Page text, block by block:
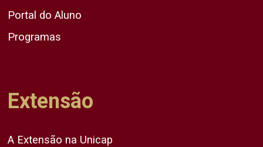
Portal do Aluno
Programas
Extensão
A Extensão na Unicap